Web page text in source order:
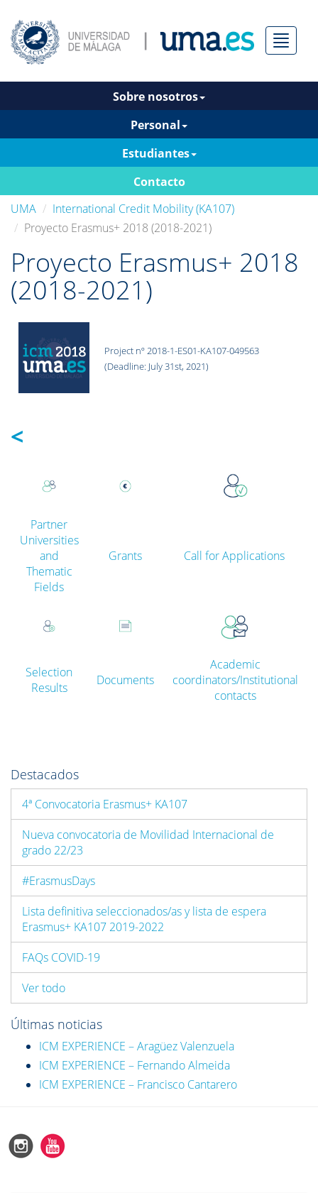
Menú
Sobre nosotros
Personal
Estudiantes
Contacto
UMA
International Credit Mobility (KA107)
Proyecto Erasmus+ 2018 (2018-2021)
Proyecto Erasmus+ 2018
(2018-2021)
Project nº 2018-1-ES01-KA107-049563
(Deadline: July 31st, 2021)
<
Partner
Universities
and
Thematic
Fields
Grants Call for Applications
Selection
Results
Documents
Academic
coordinators/Institutional
contacts
Destacados
4ª Convocatoria Erasmus+ KA107
Nueva convocatoria de Movilidad Internacional de
grado 22/23
#ErasmusDays
Lista definitiva seleccionados/as y lista de espera
Erasmus+ KA107 2019-2022
FAQs COVID-19
Ver todo
Últimas noticias
ICM EXPERIENCE – Aragüez Valenzuela
ICM EXPERIENCE – Fernando Almeida
ICM EXPERIENCE – Francisco Cantarero